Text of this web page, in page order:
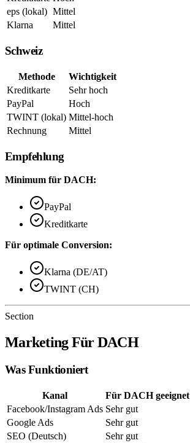
eps (lokal) Mittel
Klarna
Mittel
Schweiz
Methode
Wichtigkeit
Kreditkarte
Sehr hoch
PayPal
Hoch
TWINT (lokal) Mittel-hoch
Rechnung
Mittel
Empfehlung
Minimum für DACH:
PayPal
Kreditkarte
Für optimale Conversion:
Klarna (DE/AT)
TWINT (CH)
Section
Marketing Für DACH
Was Funktioniert
Kanal
Für DACH geeignet
Facebook/Instagram Ads Sehr gut
Google Ads
Sehr gut
SEO (Deutsch)
Sehr gut